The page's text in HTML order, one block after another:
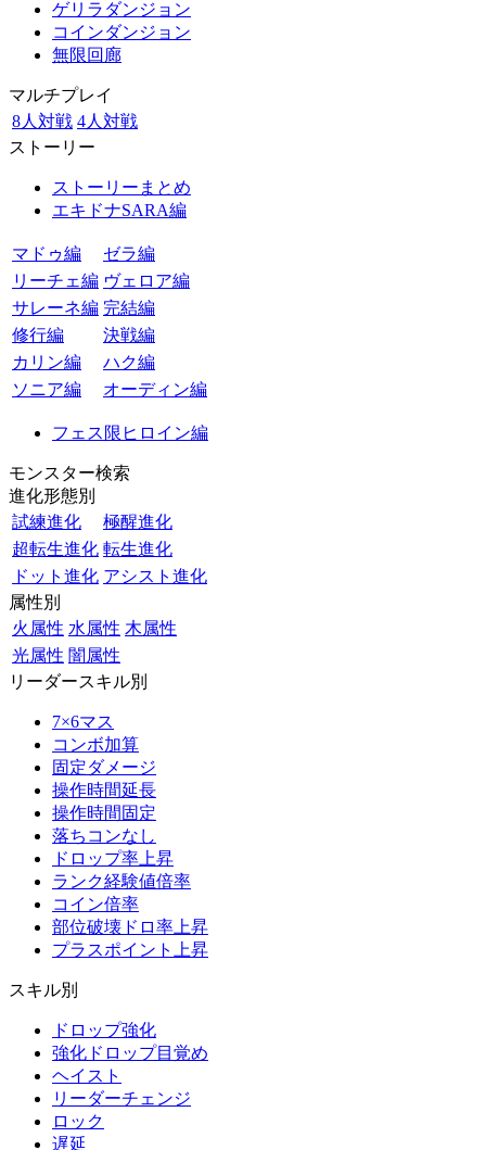
ゲリラダンジョン
コインダンジョン
無限回廊
マルチプレイ
8人対戦 4人対戦
ストーリー
ストーリーまとめ
エキドナSARA編
マドゥ編
ゼラ編
リーチェ編 ヴェロア編
サレーネ編 完結編
修行編
決戦編
カリン編
ハク編
ソニア編
オーディン編
フェス限ヒロイン編
モンスター検索
進化形態別
試練進化
極醒進化
超転生進化 転生進化
ドット進化 アシスト進化
属性別
火属性 水属性 木属性
光属性 闇属性
リーダースキル別
7×6マス
コンボ加算
固定ダメージ
操作時間延長
操作時間固定
落ちコンなし
ドロップ率上昇
ランク経験値倍率
コイン倍率
部位破壊ドロ率上昇
プラスポイント上昇
スキル別
ドロップ強化
強化ドロップ目覚め
ヘイスト
リーダーチェンジ
ロック
遅延